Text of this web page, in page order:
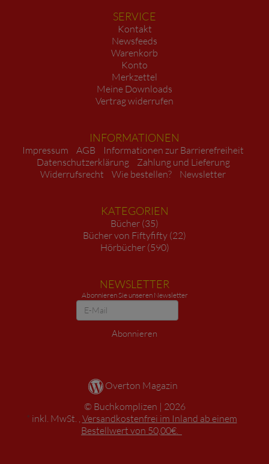
SERVICE
Kontakt
Newsfeeds
Warenkorb
Konto
Merkzettel
Meine Downloads
Vertrag widerrufen
INFORMATIONEN
Impressum AGB
Informationen zur Barrierefreiheit
Datenschutzerklärung
Zahlung und Lieferung
Widerrufsrecht
Wie bestellen? Newsletter
KATEGORIEN
Bücher (35)
Bücher von Fiftyfifty (22)
Hörbücher (590)
NEWSLETTER
Abonnieren Sie unseren Newsletter
Newsletter
Abonnieren
Overton Magazin
Buchkomplizen
2026
* inkl. MwSt. , Versandkostenfrei im Inland ab einem
Bestellwert von 50,00€.